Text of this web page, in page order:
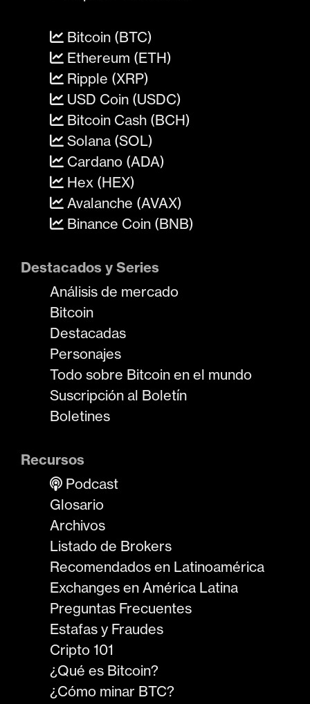
Bitcoin (BTC)
Ethereum (ETH)
Ripple (XRP)
USD Coin (USDC)
Bitcoin Cash (BCH)
Solana (SOL)
Cardano (ADA)
Hex (HEX)
Avalanche (AVAX)
Binance Coin (BNB)
Destacados y Series
Análisis de mercado
Bitcoin
Destacadas
Personajes
Todo sobre Bitcoin en el mundo
Suscripción al Boletín
Boletines
Recursos
Podcast
Glosario
Archivos
Listado de Brokers
Recomendados en Latinoamérica
Exchanges en América Latina
Preguntas Frecuentes
Estafas y Fraudes
Cripto 101
¿Qué es Bitcoin?
¿Cómo minar BTC?